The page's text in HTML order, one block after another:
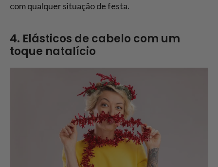
com qualquer situação de festa.
4. Elásticos de cabelo com um
toque natalício